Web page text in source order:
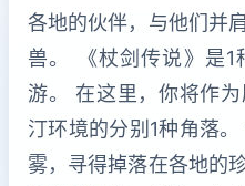
各地的伙伴，与他们并
兽。 《杖剑传说》是
游。 在这里，你将作
汀环境的分别1种角落
雾，寻得掉落在各地的